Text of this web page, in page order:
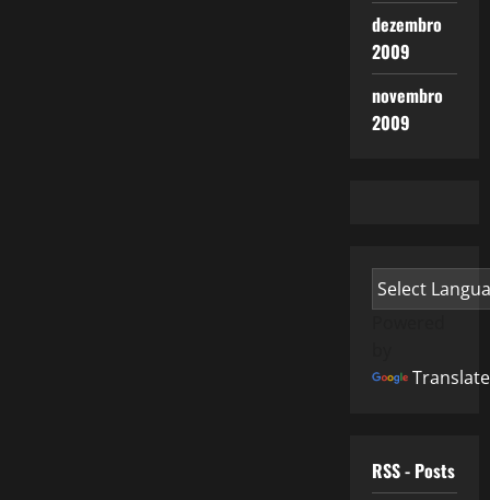
dezembro
2009
novembro
2009
Translate
RSS - Posts